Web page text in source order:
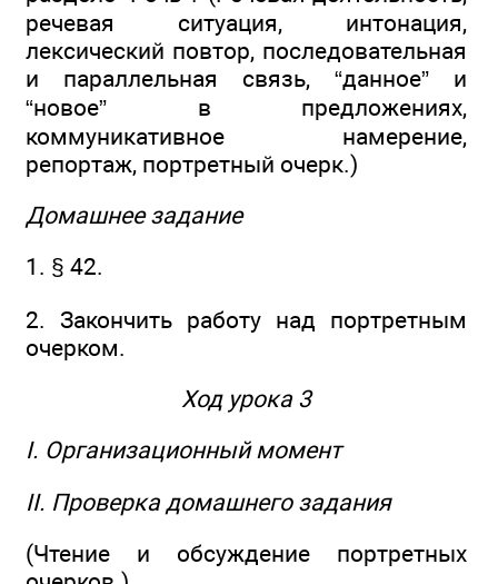
речевая ситуация, интонация,
лексический повтор, последовательная
и параллельная связь, “данное” и
“новое” в предложениях,
коммуникативное намерение,
репортаж, портретный очерк.)
Домашнее задание
1. § 42.
2. Закончить работу над портретным
очерком.
Ход урока 3
I. Организационный момент
II. Проверка домашнего задания
(Чтение и обсуждение портретных